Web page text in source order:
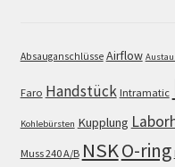
Absauganschlüsse Airflow
Faro Handstück Intramatic
Kohlebürsten Kupplung
Muss 240 A/B NSKO-ring